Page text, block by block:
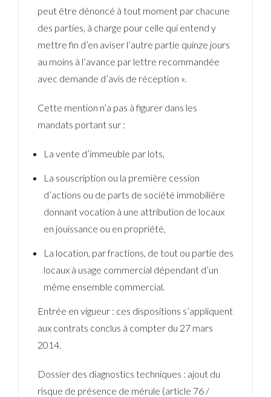
peut être dénoncé à tout moment par chacune
des parties, à charge pour celle qui entend y
mettre fin d’en aviser l’autre partie quinze jours
au moins à l’avance par lettre recommandée
avec demande d’avis de réception ».
Cette mention n’a pas à figurer dans les
mandats portant sur :
La vente d’immeuble par lots,
La souscription ou la première cession
d’actions ou de parts de société immobilière
donnant vocation à une attribution de locaux
en jouissance ou en propriété,
La location, par fractions, de tout ou partie des
locaux à usage commercial dépendant d’un
même ensemble commercial.
Entrée en vigueur : ces dispositions s’appliquent
aux contrats conclus à compter du 27 mars
2014.
Dossier des diagnostics techniques : ajout du
risque de présence de mérule (article 76 /